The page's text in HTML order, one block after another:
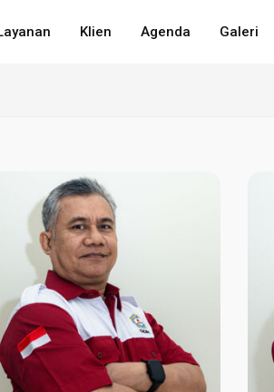
Klien Agenda Galeri